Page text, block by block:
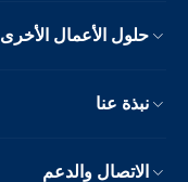
حلول الأعمال الأخرى
نبذة عنا
الاتصال والدعم